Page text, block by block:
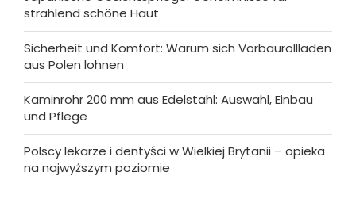
strahlend schöne Haut
Sicherheit und Komfort: Warum sich Vorbaurollladen
aus Polen lohnen
Kaminrohr 200 mm aus Edelstahl: Auswahl, Einbau
und Pflege
Polscy lekarze i dentyści w Wielkiej Brytanii – opieka
na najwyższym poziomie